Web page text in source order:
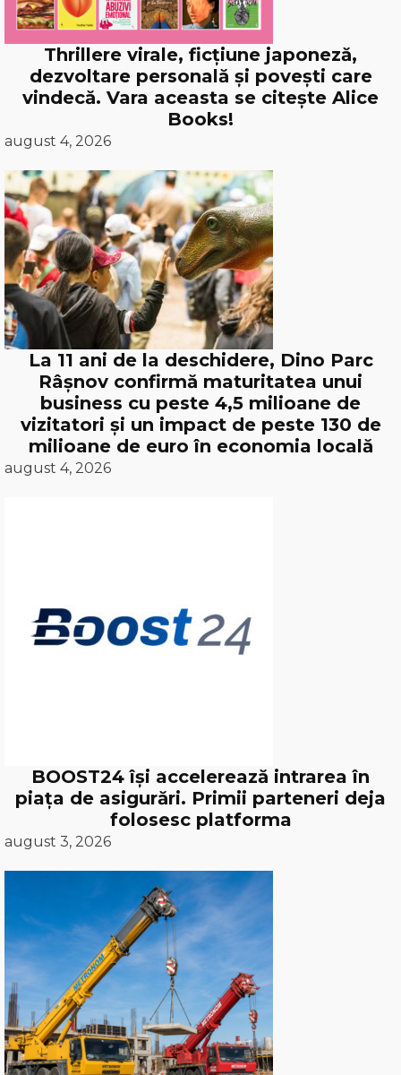
Thrillere virale, ficțiune japoneză,
dezvoltare personală și povești care
vindecă. Vara aceasta se citește Alice
Books!
august 4, 2026
La 11 ani de la deschidere, Dino Parc
Râșnov confirmă maturitatea unui
business cu peste 4,5 milioane de
vizitatori și un impact de peste 130 de
milioane de euro în economia locală
august 4, 2026
BOOST24 își accelerează intrarea în
piața de asigurări. Primii parteneri deja
folosesc platforma
august 3, 2026